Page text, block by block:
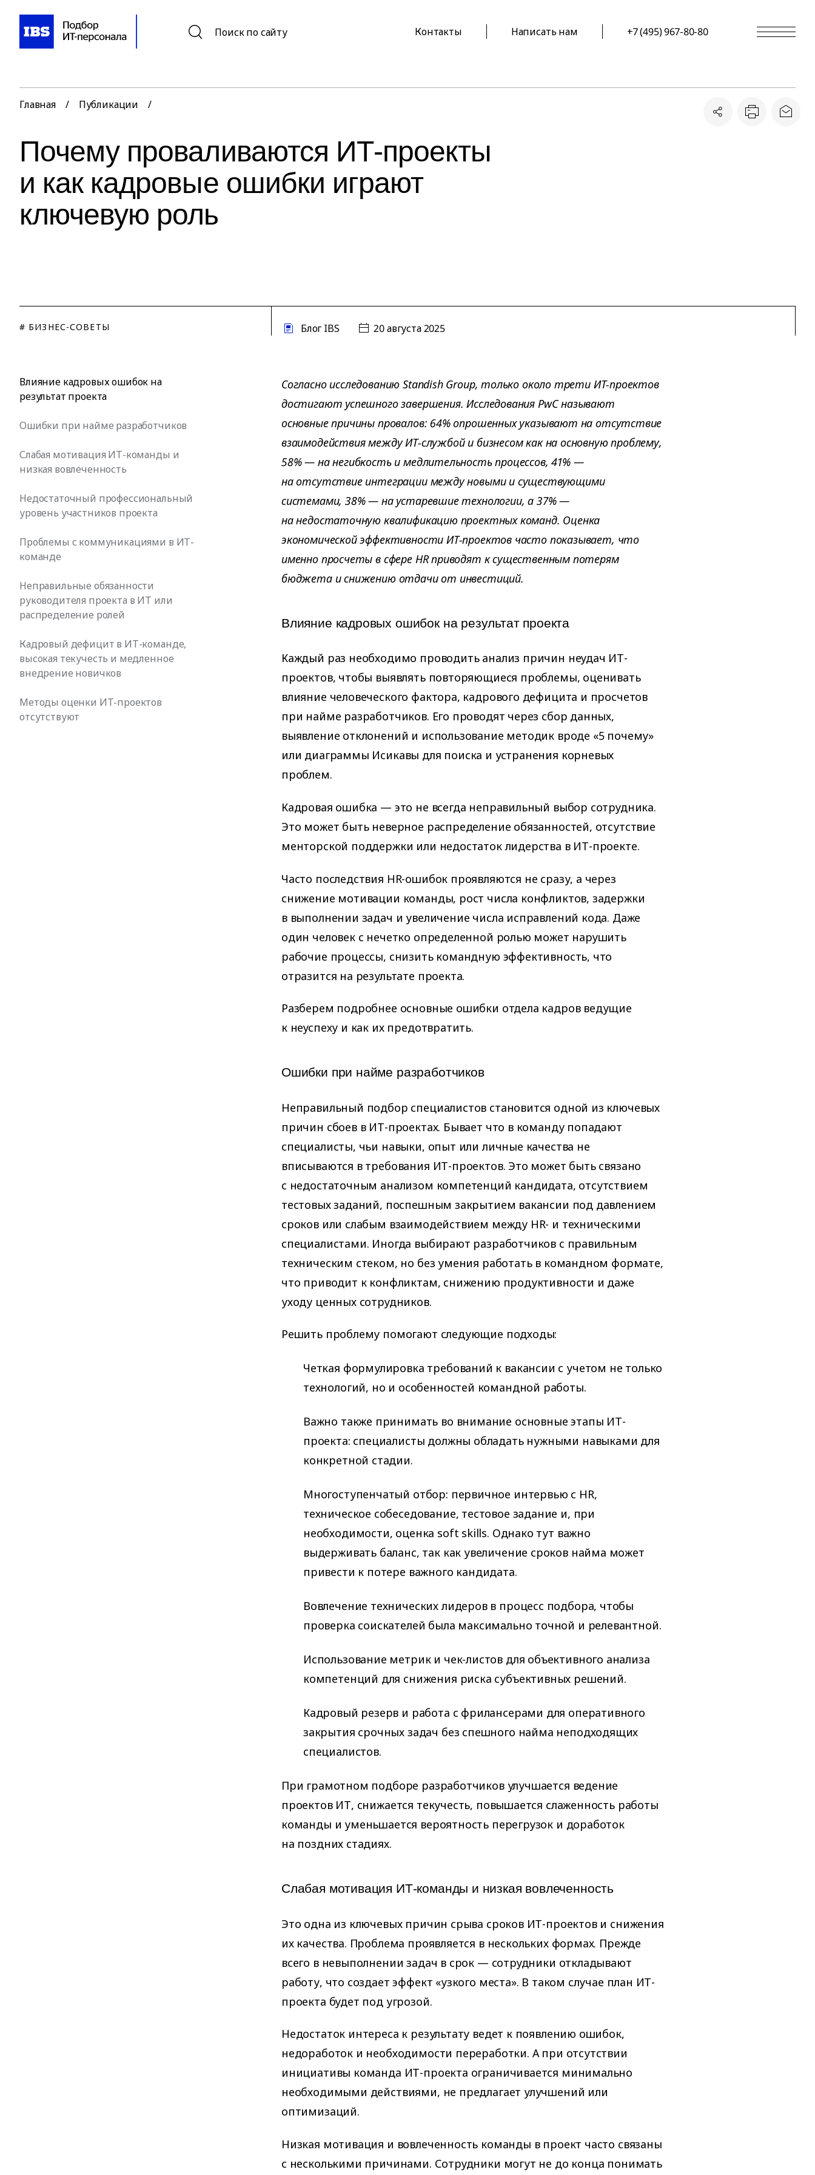
Поиск по сайту Контакты Написать нам +7 (495) 967-80-80
Главная / Публикации /
Почему проваливаются ИТ-проекты
и как кадровые ошибки играют
ключевую роль
# БИЗНЕС-СОВЕТЫ Блог IBS 20 августа 2025
Влияние кадровых ошибок на
результат проекта
Ошибки при найме разработчиков
Слабая мотивация ИТ-команды и
низкая вовлеченность
Недостаточный профессиональный
уровень участников проекта
Проблемы с коммуникациями в ИТ-
команде
Неправильные обязанности
руководителя проекта в ИТ или
распределение ролей
Кадровый дефицит в ИТ-команде,
высокая текучесть и медленное
внедрение новичков
Методы оценки ИТ-проектов
отсутствуют
Согласно исследованию Standish Group, только около трети ИТ-проектов
достигают успешного завершения. Исследования PwC называют
основные причины провалов: 64% опрошенных указывают на отсутствие
взаимодействия между ИТ-службой и бизнесом как на основную проблему,
58% — на негибкость и медлительность процессов, 41% —
на отсутствие интеграции между новыми и существующими
системами, 38% — на устаревшие технологии, а 37% —
на недостаточную квалификацию проектных команд. Оценка
экономической эффективности ИТ-проектов часто показывает, что
именно просчеты в сфере HR приводят к существенным потерям
бюджета и снижению отдачи от инвестиций.
Влияние кадровых ошибок на результат проекта
Каждый раз необходимо проводить анализ причин неудач ИТ-
проектов, чтобы выявлять повторяющиеся проблемы, оценивать
влияние человеческого фактора, кадрового дефицита и просчетов
при найме разработчиков. Его проводят через сбор данных,
выявление отклонений и использование методик вроде «5 почему»
или диаграммы Исикавы для поиска и устранения корневых
проблем.
Кадровая ошибка — это не всегда неправильный выбор сотрудника.
Это может быть неверное распределение обязанностей, отсутствие
менторской поддержки или недостаток лидерства в ИТ-проекте.
Часто последствия HR-ошибок проявляются не сразу, а через
снижение мотивации команды, рост числа конфликтов, задержки
в выполнении задач и увеличение числа исправлений кода. Даже
один человек с нечетко определенной ролью может нарушить
рабочие процессы, снизить командную эффективность, что
отразится на результате проекта.
Разберем подробнее основные ошибки отдела кадров ведущие
к неуспеху и как их предотвратить.
Ошибки при найме разработчиков
Неправильный подбор специалистов становится одной из ключевых
причин сбоев в ИТ-проектах. Бывает что в команду попадают
специалисты, чьи навыки, опыт или личные качества не
вписываются в требования ИТ-проектов. Это может быть связано
с недостаточным анализом компетенций кандидата, отсутствием
тестовых заданий, поспешным закрытием вакансии под давлением
сроков или слабым взаимодействием между HR- и техническими
специалистами. Иногда выбирают разработчиков с правильным
техническим стеком, но без умения работать в командном формате,
что приводит к конфликтам, снижению продуктивности и даже
уходу ценных сотрудников.
Решить проблему помогают следующие подходы:
Четкая формулировка требований к вакансии с учетом не только
технологий, но и особенностей командной работы.
Важно также принимать во внимание основные этапы ИТ-
проекта: специалисты должны обладать нужными навыками для
конкретной стадии.
Многоступенчатый отбор: первичное интервью с HR,
техническое собеседование, тестовое задание и, при
необходимости, оценка soft skills. Однако тут важно
выдерживать баланс, так как увеличение сроков найма может
привести к потере важного кандидата.
Вовлечение технических лидеров в процесс подбора, чтобы
проверка соискателей была максимально точной и релевантной.
Использование метрик и чек-листов для объективного анализа
компетенций для снижения риска субъективных решений.
Кадровый резерв и работа с фрилансерами для оперативного
закрытия срочных задач без спешного найма неподходящих
специалистов.
При грамотном подборе разработчиков улучшается ведение
проектов ИТ, снижается текучесть, повышается слаженность работы
команды и уменьшается вероятность перегрузок и доработок
на поздних стадиях.
Слабая мотивация ИТ-команды и низкая вовлеченность
Это одна из ключевых причин срыва сроков ИТ-проектов и снижения
их качества. Проблема проявляется в нескольких формах. Прежде
всего в невыполнении задач в срок — сотрудники откладывают
работу, что создает эффект «узкого места». В таком случае план ИТ-
проекта будет под угрозой.
Недостаток интереса к результату ведет к появлению ошибок,
недоработок и необходимости переработки. А при отсутствии
инициативы команда ИТ-проекта ограничивается минимально
необходимыми действиями, не предлагает улучшений или
оптимизаций.
Низкая мотивация и вовлеченность команды в проект часто связаны
с несколькими причинами. Сотрудники могут не до конца понимать